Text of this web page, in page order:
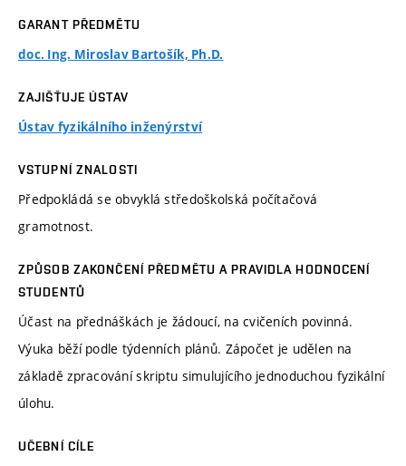
GARANT PŘEDMĚTU
doc. Ing. Miroslav Bartošík, Ph.D.
ZAJIŠŤUJE ÚSTAV
Ústav fyzikálního inženýrství
VSTUPNÍ ZNALOSTI
Předpokládá se obvyklá středoškolská počítačová
gramotnost.
ZPŮSOB ZAKONČENÍ PŘEDMĚTU A PRAVIDLA HODNOCENÍ
STUDENTŮ
Účast na přednáškách je žádoucí, na cvičeních povinná.
Výuka běží podle týdenních plánů. Zápočet je udělen na
základě zpracování skriptu simulujícího jednoduchou fyzikální
úlohu.
UČEBNÍ CÍLE